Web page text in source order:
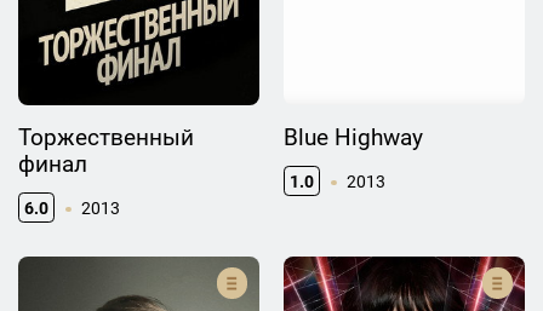
Торжественный
финал
6.0 2013
Blue Highway
1.0 2013